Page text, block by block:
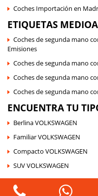
Coches Importación en
ETIQUETAS
Coches de segunda mano
Emisiones
Coches de segunda mano
Coches de segunda mano
Coches de segunda mano
ENCUENTRA TU
Berlina VOLKSWAGEN
Familiar VOLKSWAGEN
Compacto VOLKSWAGEN
SUV VOLKSWAGEN